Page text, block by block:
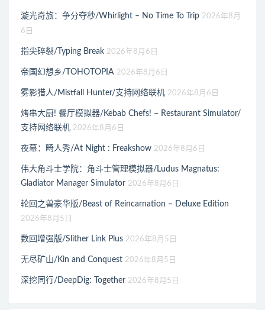
漩光奇旅：争分夺秒/Whirlight – No Time To Trip 2026年8月
6日
指尖碎裂/Typing Break 2026年8月6日
帝国幻想乡/TOHOTOPIA 2026年8月6日
雾影猎人/Mistfall Hunter/支持网络联机 2026年8月6日
烤串大厨! 餐厅模拟器/Kebab Chefs! – Restaurant Simulator/
支持网络联机 2026年8月6日
夜幕：畸人秀/At Night : Freakshow 2026年8月6日
伟大角斗士学院：角斗士管理模拟器/Ludus Magnatus:
Gladiator Manager Simulator 2026年8月6日
轮回之兽豪华版/Beast of Reincarnation – Deluxe Edition
2026年8月5日
数回增强版/Slither Link Plus 2026年8月5日
无尽矿山/Kin and Conquest 2026年8月5日
深挖同行/DeepDig: Together 2026年8月5日